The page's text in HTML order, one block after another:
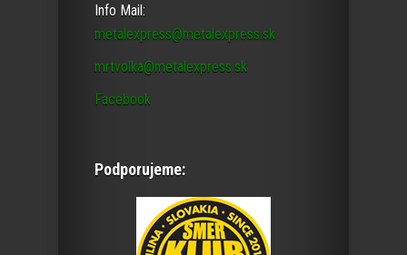
Info Mail:
metalexpress@metalexpress.sk
mrtvolka@metalexpress.sk
Facebook
Podporujeme: